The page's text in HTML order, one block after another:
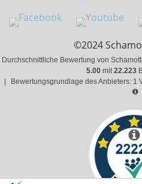
©2024
Durchschnittliche Bewertung von
5.00 mit22.223
Bewertungsgrundlage des Anbieters: 1